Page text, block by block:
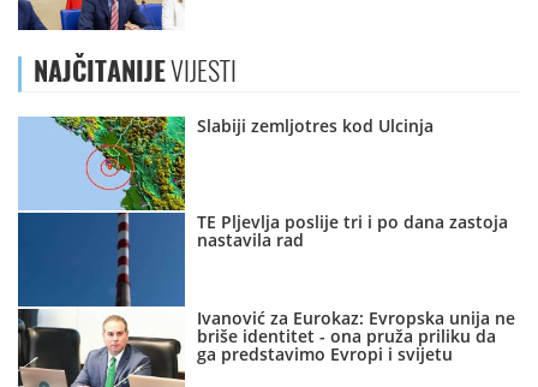
NAJČITANIJEVIJESTI
Slabiji zemljotres kod Ulcinja
TE Pljevlja poslije tri i po dana zastoja
nastavila rad
Ivanović za Eurokaz: Evropska unija ne
briše identitet - ona pruža priliku da
ga predstavimo Evropi i svijetu